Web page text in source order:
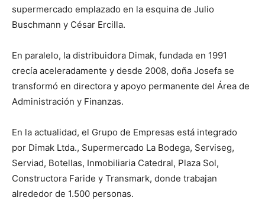
supermercado emplazado en la esquina de Julio
Buschmann y César Ercilla.
En paralelo, la distribuidora Dimak, fundada en 1991
crecía aceleradamente y desde 2008, doña Josefa se
transformó en directora y apoyo permanente del Área de
Administración y Finanzas.
En la actualidad, el Grupo de Empresas está integrado
por Dimak Ltda., Supermercado La Bodega, Serviseg,
Serviad, Botellas, Inmobiliaria Catedral, Plaza Sol,
Constructora Faride y Transmark, donde trabajan
alrededor de 1.500 personas.